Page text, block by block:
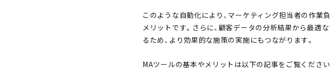
このような自動化により、マーケティング担当者の作業
メリットです。さらに、顧客データの分析結果から最適
るため、より効果的な施策の実施にもつながります。
MAツールの基本やメリットは以下の記事をご覧ください